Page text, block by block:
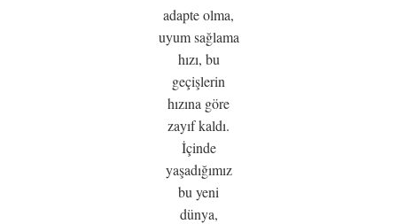
adapte olma,
uyum sağlama
hızı, bu
geçişlerin
hızına göre
zayıf kaldı.
İçinde
yaşadığımız
bu yeni
dünya,